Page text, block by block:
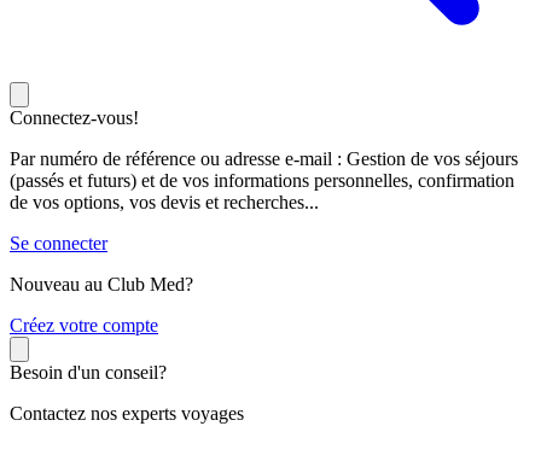
Connectez-vous!
Par numéro de référence ou adresse e-mail : Gestion de vos séjours
(passés et futurs) et de vos informations personnelles, confirmation
de vos options, vos devis et recherches...
Se connecter
Nouveau au Club Med?
Créez votre compte
Besoin d'un conseil?
Contactez nos experts voyages